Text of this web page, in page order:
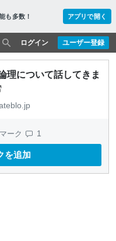
も多数！ アプリで開く
ユーザー登録
ログイン
理について話してきま
ーク 1
を追加